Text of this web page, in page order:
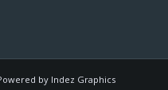
by Indez Graphics